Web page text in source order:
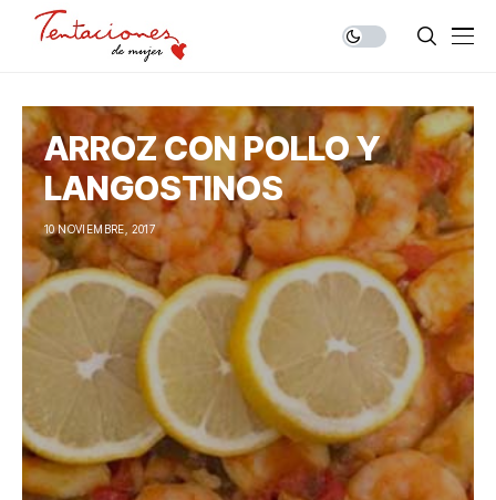
ARROZ CON POLLO Y
LANGOSTINOS
10 NOVIEMBRE, 2017